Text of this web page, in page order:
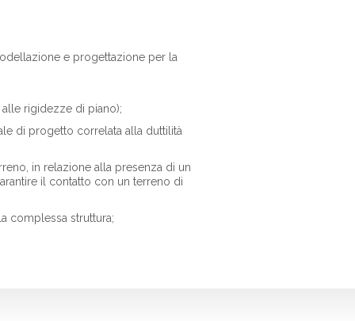
e progettazione per la
rigidezze di piano);
di progetto correlata alla duttilità
in relazione alla presenza di un
il contatto con un terreno di
complessa struttura;